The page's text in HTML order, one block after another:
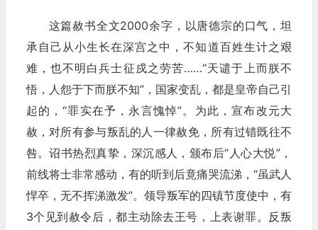
这篇赦书全文2000余字，以唐德宗的口气，坦
承自己从小生长在深宫之中，不知道百姓生计之艰
难，也不明白兵士征戍之劳苦……“天谴于上而朕不
悟，人怨于下而朕不知”，国家变乱，都是皇帝自己引
起的，“罪实在予，永言愧悼”。为此，宣布改元大
赦，对所有参与叛乱的人一律赦免，所有过错既往不
咎。诏书热烈真挚，深沉感人，颁布后“人心大悦”，
前线将士非常感动，有的听到后竟痛哭流涕，“虽武人
悍卒，无不挥涕激发”。领导叛军的四镇节度使中，有
3个见到赦令后，都主动除去王号，上表谢罪。反叛